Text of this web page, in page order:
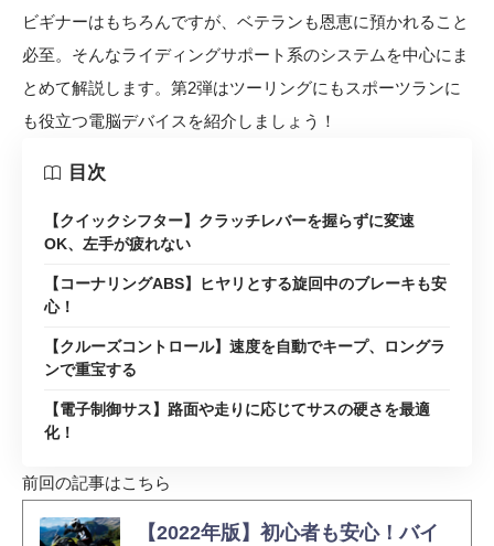
ビギナーはもちろんですが、ベテランも恩恵に預かれること
必至。そんなライディングサポート系のシステムを中心にま
とめて解説します。第2弾はツーリングにもスポーツランに
も役立つ電脳デバイスを紹介しましょう！
目次
【クイックシフター】クラッチレバーを握らずに変速
OK、左手が疲れない
【コーナリングABS】ヒヤリとする旋回中のブレーキも安
心！
【クルーズコントロール】速度を自動でキープ、ロングラ
ンで重宝する
【電子制御サス】路面や走りに応じてサスの硬さを最適
化！
前回の記事はこちら
【2022年版】初心者も安心！バイ